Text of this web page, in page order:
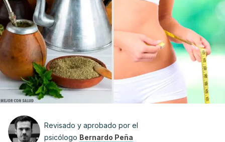
Revisado y aprobado por el
psicólogo Bernardo Peña